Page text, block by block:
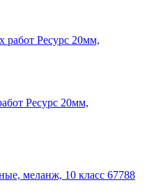
Ресурс 20мм,